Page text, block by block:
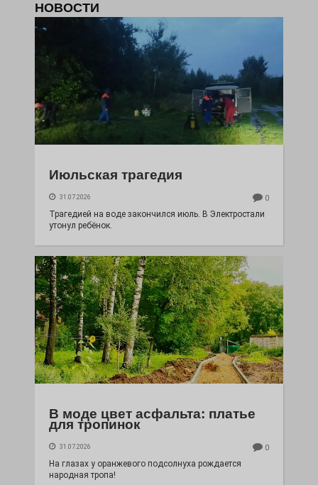
НОВОСТИ
Июльская трагедия
31.07.2026 0
Трагедией на воде закончился июль. В Электростали
утонул ребёнок.
В моде цвет асфальта: платье
для тропинок
31.07.2026 0
На глазах у оранжевого подсолнуха рождается
народная тропа!